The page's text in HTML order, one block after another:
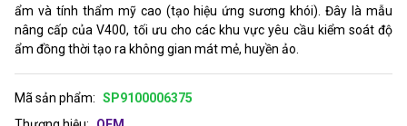
ẩm và tính thẩm mỹ cao (tạo hiệu ứng sương khói). Đây là mẫu
nâng cấp của V400, tối ưu cho các khu vực yêu cầu kiểm soát độ
ẩm đồng thời tạo ra không gian mát mẻ, huyền ảo.
Mã sản phẩm: SP9100006375